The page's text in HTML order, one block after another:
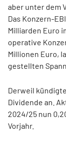
aber unter dem
Das Konzern-
Milliarden Euro
operative
Millionen Euro,
gestellten
Derweil
Dividende an.
2024/25 nun
Vorjahr.